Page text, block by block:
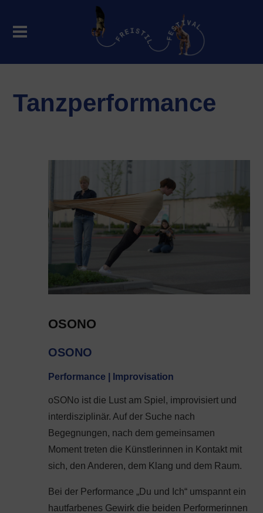
Tanzperformance
OSONO
OSONO
Performance | Improvisation
oSONo ist die Lust am Spiel, improvisiert und
interdisziplinär. Auf der Suche nach
Begegnungen, nach dem gemeinsamen
Moment treten die Künstlerinnen in Kontakt mit
sich, den Anderen, dem Klang und dem Raum.
Bei der Performance „Du und Ich“ umspannt ein
hautfarbenes Gewirk die beiden Performerinnen